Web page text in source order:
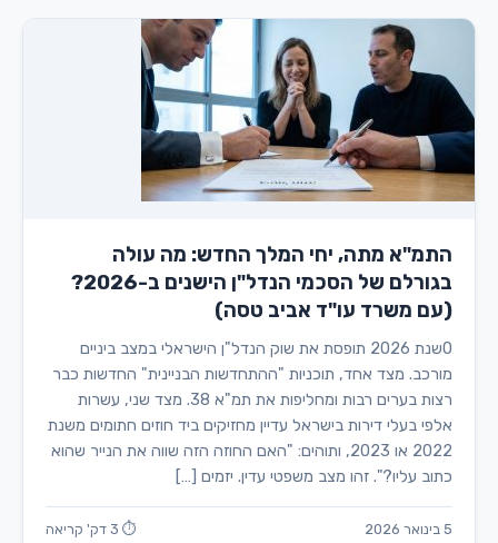
התמ"א מתה, יחי המלך החדש: מה עולה
בגורלם של הסכמי הנדל"ן הישנים ב-2026?
(עם משרד עו"ד אביב טסה)
0שנת 2026 תופסת את שוק הנדל"ן הישראלי במצב ביניים
מורכב. מצד אחד, תוכניות "ההתחדשות הבניינית" החדשות כבר
רצות בערים רבות ומחליפות את תמ"א 38. מצד שני, עשרות
אלפי בעלי דירות בישראל עדיין מחזיקים ביד חוזים חתומים משנת
2022 או 2023, ותוהים: "האם החוזה הזה שווה את הנייר שהוא
כתוב עליו?". זהו מצב משפטי עדין. יזמים […]
5 בינואר 2026 ⏱ 3 דק' קריאה